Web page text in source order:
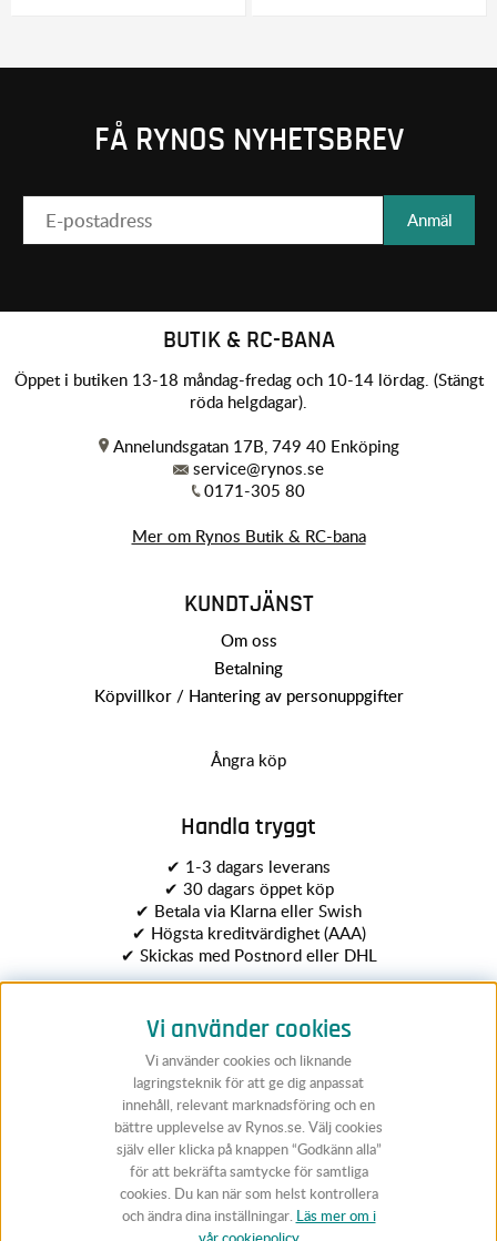
FÅ RYNOS NYHETSBREV
Anmäl
BUTIK & RC-BANA
Öppet i butiken 13-18 måndag-fredag och 10-14 lördag. (Stängt
röda helgdagar).
Annelundsgatan 17B, 749 40 Enköping
service@rynos.se
0171-305 80
Mer om Rynos Butik & RC-bana
KUNDTJÄNST
Om oss
Betalning
Köpvillkor / Hantering av personuppgifter
Ångra köp
Handla tryggt
✔ 1-3 dagars leverans
✔ 30 dagars öppet köp
✔ Betala via Klarna eller Swish
✔ Högsta kreditvärdighet (AAA)
✔ Skickas med Postnord eller DHL
Följ Rynos
Vi använder cookies
Vi använder cookies och liknande
lagringsteknik för att ge dig anpassat
innehåll, relevant marknadsföring och en
bättre upplevelse av Rynos.se. Välj cookies
själv eller klicka på knappen “Godkänn alla”
för att bekräfta samtycke för samtliga
cookies. Du kan när som helst kontrollera
och ändra dina inställningar. Läs mer om i